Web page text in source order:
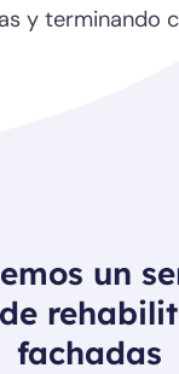
y terminando
un
fachadas